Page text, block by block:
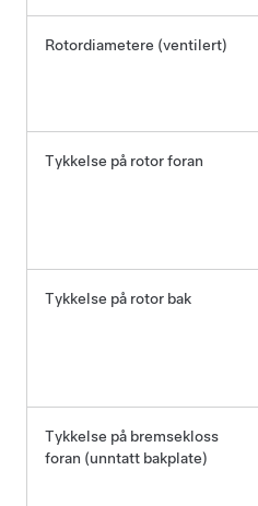
Rotordiametere (ventilert)
Tykkelse på rotor foran
Tykkelse på rotor bak
Tykkelse på bremsekloss
foran (unntatt bakplate)